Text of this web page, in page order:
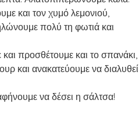
και τον χυμό λεμονιού,
πολύ τη φωτιά και
και προσθέτουμε και το σπανάκι,
και ανακατεύουμε να διαλυθεί
να δέσει η σάλτσα!